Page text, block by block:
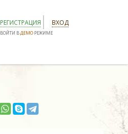
РЕГИСТРАЦИЯ ВХОД
ВОЙТИ ВДЕМО РЕЖИМЕ